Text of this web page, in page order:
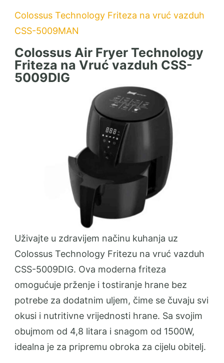
Colossus Technology Friteza na vruć vazduh
CSS-5009MAN
Colossus Air Fryer Technology
Friteza na Vruć vazduh CSS-
5009DIG
Uživajte u zdravijem načinu kuhanja uz
Colossus Technology Fritezu na vruć vazduh
CSS-5009DIG. Ova moderna friteza
omogućuje prženje i tostiranje hrane bez
potrebe za dodatnim uljem, čime se čuvaju svi
okusi i nutritivne vrijednosti hrane. Sa svojim
obujmom od 4,8 litara i snagom od 1500W,
idealna je za pripremu obroka za cijelu obitelj.